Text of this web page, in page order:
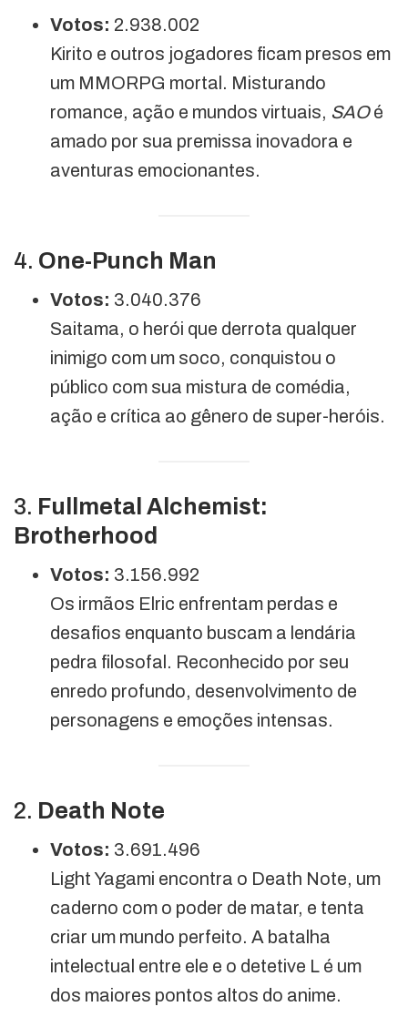
Votos: 2.938.002
Kirito e outros jogadores ficam presos em
um MMORPG mortal. Misturando
romance, ação e mundos virtuais, SAOé
amado por sua premissa inovadora e
aventuras emocionantes.
4. One-Punch Man
Votos: 3.040.376
Saitama, o herói que derrota qualquer
inimigo com um soco, conquistou o
público com sua mistura de comédia,
ação e crítica ao gênero de super-heróis.
3. Fullmetal Alchemist:
Brotherhood
Votos: 3.156.992
Os irmãos Elric enfrentam perdas e
desafios enquanto buscam a lendária
pedra filosofal. Reconhecido por seu
enredo profundo, desenvolvimento de
personagens e emoções intensas.
2. Death Note
Votos: 3.691.496
Light Yagami encontra o Death Note, um
caderno com o poder de matar, e tenta
criar um mundo perfeito. A batalha
intelectual entre ele e o detetive L é um
dos maiores pontos altos do anime.